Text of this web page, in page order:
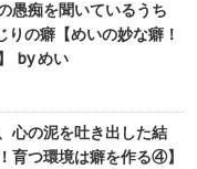
愚痴を聞いているうち
の癖【めいの妙な癖！
by めい
心の泥を吐き出した結
育つ環境は癖を作る④】